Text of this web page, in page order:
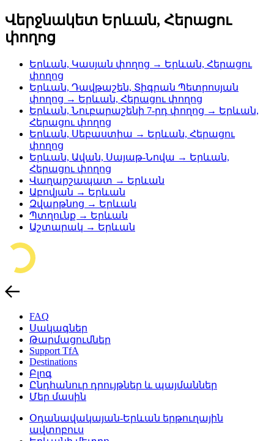
Վերջնակետ Երևան, Հերացու
փողոց
Երևան, Կասյան փողոց → Երևան, Հերացու
փողոց
Երևան, Դավթաշեն, Տիգրան Պետրոսյան
փողոց → Երևան, Հերացու փողոց
Երևան, Նուբարաշենի 7-րդ փողոց → Երևան,
Հերացու փողոց
Երևան, Սեբաստիա → Երևան, Հերացու
փողոց
Երևան, Ավան, Սայաթ-Նովա → Երևան,
Հերացու փողոց
Վաղարշապատ → Երևան
Աբովյան → Երևան
Զվարթնոց → Երևան
Պտղունք → Երևան
Աշտարակ → Երևան
FAQ
Սակագներ
Թարմացումներ
Support TfA
Destinations
Բլոգ
Ընդհանուր դրույթներ և պայմաններ
Մեր մասին
Օդանավակայան-Երևան երթուղային
ավտոբուս